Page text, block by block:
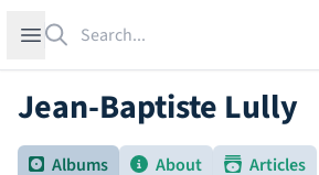
Open sidebar
Jean-Baptiste Lully
Albums About Articles